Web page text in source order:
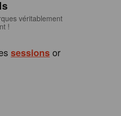
véritablement
!
sessionsor